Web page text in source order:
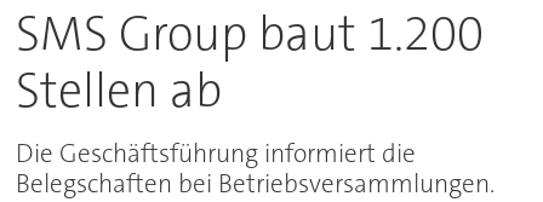
SMS Group baut 1.200
Stellen ab
Die Geschäftsführung informiert die
Belegschaften bei Betriebsversammlungen.